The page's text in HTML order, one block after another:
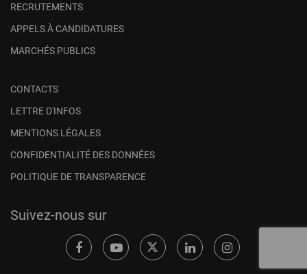
RECRUTEMENTS
APPELS À CANDIDATURES
MARCHÉS PUBLICS
CONTACTS
LETTRE D'INFOS
MENTIONS LÉGALES
CONFIDENTIALITÉ DES DONNÉES
POLITIQUE DE TRANSPARENCE
Suivez-nous sur